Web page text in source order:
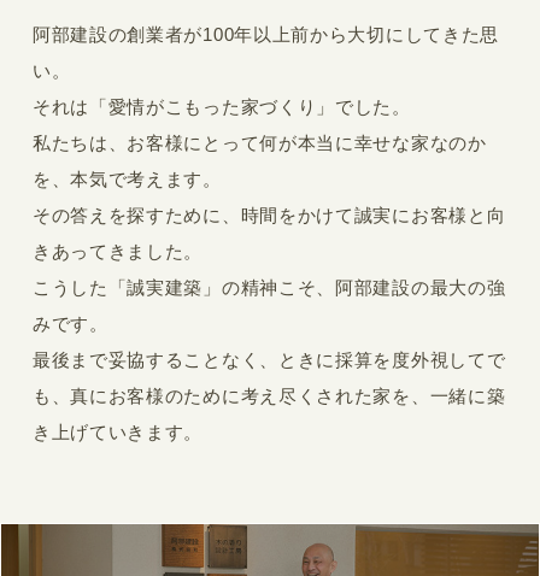
阿部建設の創業者が100年以上前から大切にしてきた思
い。
それは「愛情がこもった家づくり」でした。
私たちは、お客様にとって何が本当に幸せな家なのか
を、本気で考えます。
その答えを探すために、時間をかけて誠実にお客様と向
きあってきました。
こうした「誠実建築」の精神こそ、阿部建設の最大の強
みです。
最後まで妥協することなく、ときに採算を度外視してで
も、真にお客様のために考え尽くされた家を、一緒に築
き上げていきます。